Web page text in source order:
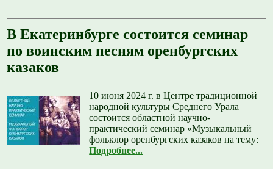
В Екатеринбурге состоится семинар
по воинским песням оренбургских
казаков
10 июня 2024 г. в Центре традиционной
народной культуры Среднего Урала
состоится областной научно-
практический семинар «Музыкальный
фольклор оренбургских казаков на тему:
Подробнее...